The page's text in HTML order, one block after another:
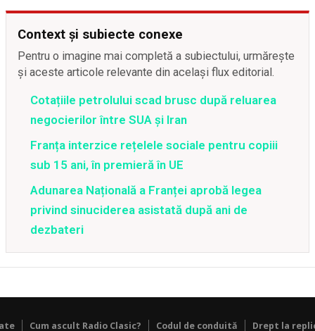
Context și subiecte conexe
Pentru o imagine mai completă a subiectului, urmărește
și aceste articole relevante din același flux editorial.
Cotațiile petrolului scad brusc după reluarea
negocierilor între SUA și Iran
Franța interzice rețelele sociale pentru copiii
sub 15 ani, în premieră în UE
Adunarea Națională a Franței aprobă legea
privind sinuciderea asistată după ani de
dezbateri
Cum ascult Radio Clasic? Codul de conduită Drept la